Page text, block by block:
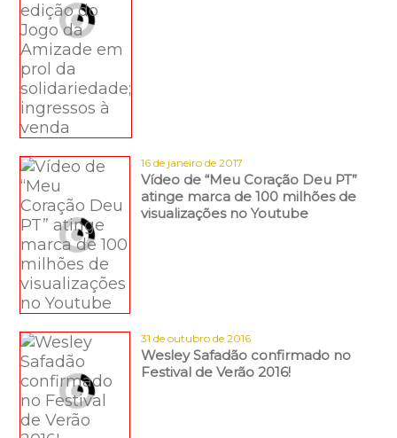
16 de janeiro de 2017
Vídeo de “Meu Coração Deu PT”
atinge marca de 100 milhões de
visualizações no Youtube
31 de outubro de 2016
Wesley Safadão confirmado no
Festival de Verão 2016!